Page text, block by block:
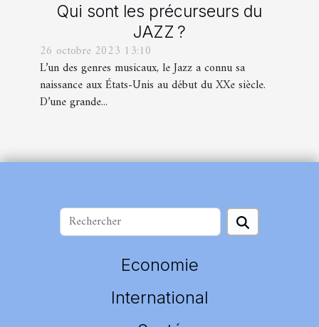
Qui sont les précurseurs du
JAZZ ?
26 octobre 2023 13:10
L’un des genres musicaux, le Jazz a connu sa
naissance aux États-Unis au début du XXe siècle.
D’une grande...
Economie
International